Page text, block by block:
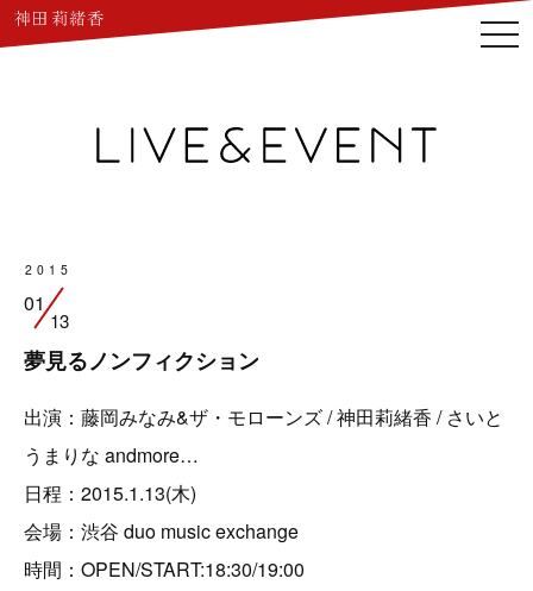
2015
01
13
夢見るノンフィクション
出演：藤岡みなみ&ザ・モローンズ / 神田莉緒香 / さいと
うまりな andmore…
日程：2015.1.13(木)
会場：渋谷 duo music exchange
時間：OPEN/START:18:30/19:00